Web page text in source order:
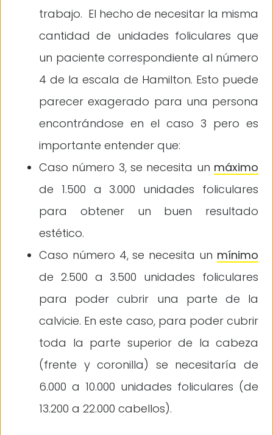
trabajo. El hecho de necesitar la misma
cantidad de unidades foliculares que
un paciente correspondiente al número
4 de la escala de Hamilton. Esto puede
parecer exagerado para una persona
encontrándose en el caso 3 pero es
importante entender que:
Caso número 3, se necesita un máximo
de 1.500 a 3.000 unidades foliculares
para obtener un buen resultado
estético.
Caso número 4, se necesita un mínimo
de 2.500 a 3.500 unidades foliculares
para poder cubrir una parte de la
calvicie. En este caso, para poder cubrir
toda la parte superior de la cabeza
(frente y coronilla) se necesitaría de
6.000 a 10.000 unidades foliculares (de
13.200 a 22.000 cabellos).